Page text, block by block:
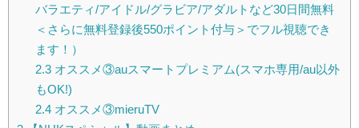
バラエティ/アイドル/グラビア/アダルトなど30日間無料
＜さらに無料登録後550ポイント付与＞でフル視聴でき
ます！）
2.3オススメ③auスマートプレミアム(スマホ専用/au以外
もOK!)
2.4オススメ③mieruTV